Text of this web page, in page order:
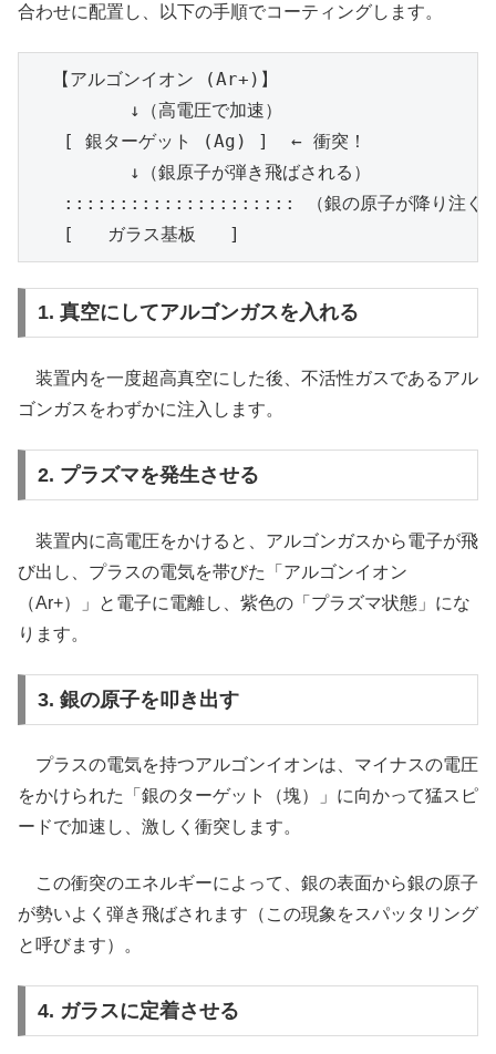
合わせに配置し、以下の手順でコーティングします。
  【アルゴンイオン (Ar+)】
         ↓（高電圧で加速）
   [ 銀ターゲット (Ag) ]  ← 衝突！
         ↓（銀原子が弾き飛ばされる）
::::::::::::::::::::: （銀の原子が降り注ぐ
1. 真空にしてアルゴンガスを入れる
装置内を一度超高真空にした後、不活性ガスであるアル
ゴンガスをわずかに注入します。
2. プラズマを発生させる
装置内に高電圧をかけると、アルゴンガスから電子が飛
び出し、プラスの電気を帯びた「アルゴンイオン
（Ar+）」と電子に電離し、紫色の「プラズマ状態」にな
ります。
3. 銀の原子を叩き出す
プラスの電気を持つアルゴンイオンは、マイナスの電圧
をかけられた「銀のターゲット（塊）」に向かって猛スピ
ードで加速し、激しく衝突します。
この衝突のエネルギーによって、銀の表面から銀の原子
が勢いよく弾き飛ばされます（この現象をスパッタリング
と呼びます）。
4. ガラスに定着させる